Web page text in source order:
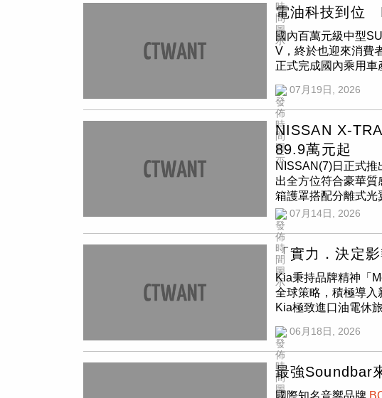
木飾板紋理溫潤，啟
感的變化來自日式職
線工藝明顯優於改
靈感取自櫻花金的
作機能更貼近日常使
在此交會。(圖／
吋數位抬頭顯示器，
零層級座艙設計，
承襲BOSE901系列
乘坐更不容易疲勞。
顯拉高一個等級。掀
204ps/30.6kgm。(
比渦輪增壓引擎，最
統的鏡面缸孔熔射技
也頗有餘裕。X-
CTWANT)底盤採用
面回饋都更為紮實細
面將車身周遭盡收
維安全配備上，X-
業界少見的PFCW超
像、MOD移動物體
力。車體結構方面
動安全水準。流暢
感。(圖／CTWANT)
主機、ProPILOT智
椅、電動座椅調整、
版113.5萬元(含政府
電油科技到位
國內百萬元級中型
V，終於也迎來消費
正式完成國內乘用
休旅，也終於補齊
累積超過30萬名車
導入2.0 e:HEV車型
大幅修改，車頭以大
控螢幕，無論有線或
進行大幅修改，而是
度。電油車型則透
色鯊魚鰭天線以及
水平式中控台搭配蜂
CONNECT智慧聯
使用便利性。中控
符合目前消費者對智
器、BOSE 高級音
SUV。（圖／黃耀
表可顯示完整車輛資
輔助系統等配備也全
座艙氛圍直逼進口
車室表現，後座除
不論大型行李箱、嬰
的實用性，也延續
車室表現。（圖／黃
主角，還是這套首次
07月19日, 2026
NISSAN X-
89.9萬元起
NISSAN(7)日正式推
出全方位符合豪華
箱護罩搭配分離式光
感；內裝則升級雙前
幅提升乘坐舒適性
只為純粋」，全新設
級12.3吋數位儀錶、
用性；精粋版升級雙
適度與便利性；極
統、雙前座記憶電
款車型規格：純粋
加價升級價值4.5萬
涵搭配超值售價，全
臺灣中型休旅市場投
配備89.9萬元起。
「粋」是日本文化中
07月14日, 2026
「實力．決定
Kia秉持品牌精神「
全球策略，積極導入
Kia極致進口油電休
來憑藉大器外觀設
代理台灣森那美起亞
電七人座車型，讓
Sorento以159.9萬元
2WD油電七人座車
06月18日, 2026
最強Soundbar
國際知名音響品牌